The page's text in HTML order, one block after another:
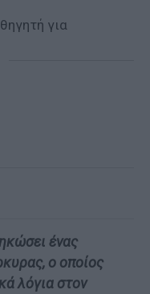
ένας
ο οποίος
λόγια στον